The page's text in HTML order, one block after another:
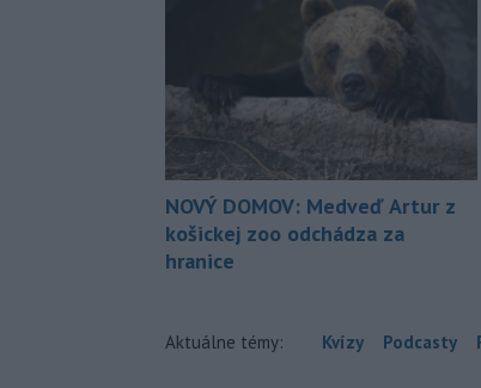
NOVÝ DOMOV: Medveď Artur z
košickej zoo odchádza za
hranice
Aktuálne témy: Kvízy Podcasty